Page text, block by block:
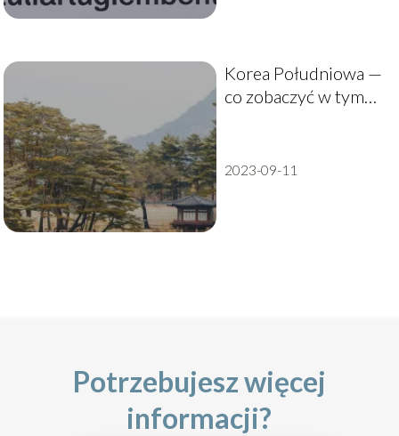
Korea Południowa —
co zobaczyć w tym
2023-09-11
Potrzebujesz więcej
informacji?